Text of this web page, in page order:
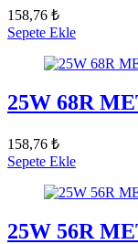
158,76 ₺
Sepete Ekle
25W 68R
158,76 ₺
Sepete Ekle
25W 56R